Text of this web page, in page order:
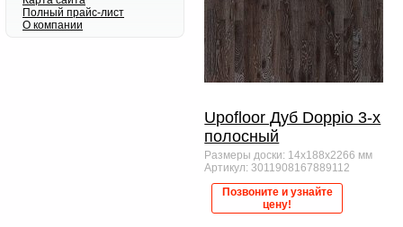
Upofloor Дуб Doppio 3-х
полосный
Размеры доски: 14x188x2266 мм
Артикул: 3011908167889112
Позвоните и узнайте
цену!
Полный прайс-лист
О компании